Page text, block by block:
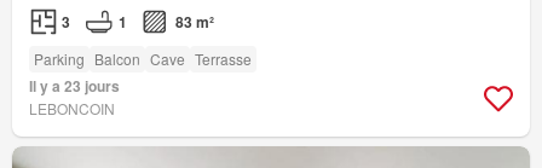
3 1 83 m²
Parking Balcon Cave Terrasse
Il y a 23 jours
LEBONCOIN